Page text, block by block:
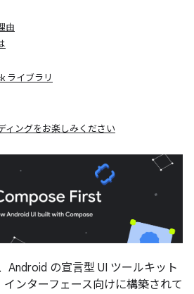
由
ライブラリ
ィングをお楽しみください
Android の宣言型 UI ツールキット
ンターフェース向けに構築されて